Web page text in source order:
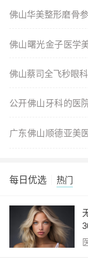
佛山华美整形磨骨
佛山曙光金子医学
佛山蔡司全飞秒眼
公开佛山牙科的医
广东佛山顺德亚美
每日优选 热门